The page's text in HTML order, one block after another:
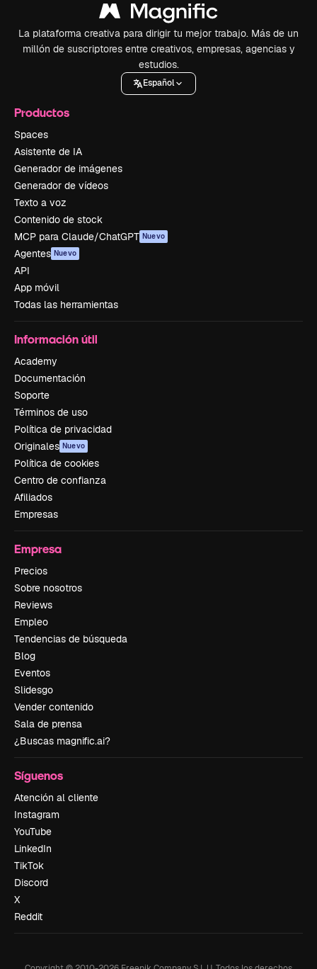
La plataforma creativa para dirigir tu mejor trabajo. Más de un
millón de suscriptores entre creativos, empresas, agencias y
estudios.
Español
Productos
Spaces
Asistente de IA
Generador de imágenes
Generador de vídeos
Texto a voz
Contenido de stock
MCP para Claude/ChatGPT Nuevo
Agentes Nuevo
API
App móvil
Todas las herramientas
Información útil
Academy
Documentación
Soporte
Términos de uso
Política de privacidad
Originales Nuevo
Política de cookies
Centro de confianza
Afiliados
Empresas
Empresa
Precios
Sobre nosotros
Reviews
Empleo
Tendencias de búsqueda
Blog
Eventos
Slidesgo
Vender contenido
Sala de prensa
¿Buscas magnific.ai?
Síguenos
Atención al cliente
Instagram
YouTube
LinkedIn
TikTok
Discord
X
Reddit